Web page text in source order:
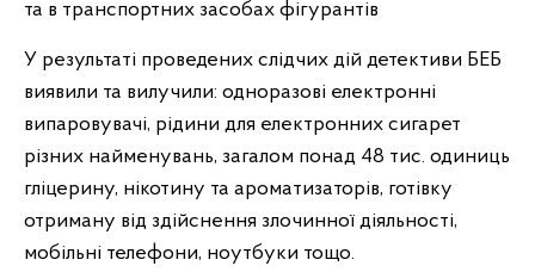
та в транспортних засобах фігурантів
У результаті проведених слідчих дій детективи БЕБ
виявили та вилучили: одноразові електронні
випаровувачі, рідини для електронних сигарет
різних найменувань, загалом понад 48 тис. одиниць
гліцерину, нікотину та ароматизаторів, готівку
отриману від здійснення злочинної діяльності,
мобільні телефони, ноутбуки тощо.